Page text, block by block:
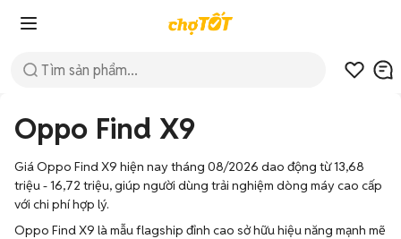
Oppo Find X9
Giá Oppo Find X9 hiện nay tháng 08/2026 dao động từ 13,68
triệu - 16,72 triệu, giúp người dùng trải nghiệm dòng máy cao cấp
với chi phí hợp lý.
Oppo Find X9 là mẫu flagship đỉnh cao sở hữu hiệu năng mạnh mẽ